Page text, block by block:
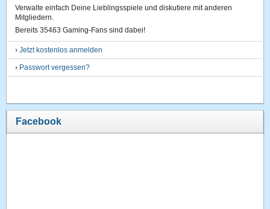
Verwalte einfach Deine Lieblingsspiele und diskutiere mit anderen
Mitgliedern.
Bereits 35463 Gaming-Fans sind dabei!
›Jetzt kostenlos anmelden
› Passwort vergessen?
Facebook